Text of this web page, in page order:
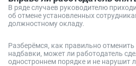
В ряде случаев руководителю
об отмене установленных
должностному окладу.
Разберёмся, как правильно
надбавки, может ли работодатель
одностроннем порядке и не нарушит